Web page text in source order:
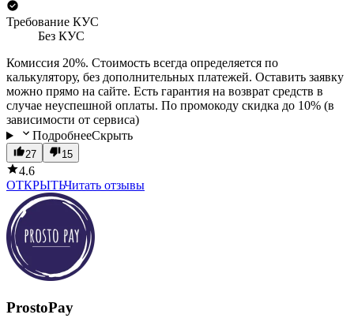
Требование КУС
Без КУС
Комиссия 20%. Стоимость всегда определяется по
калькулятору, без дополнительных платежей. Оставить заявку
можно прямо на сайте. Есть гарантия на возврат средств в
случае неуспешной оплаты. По промокоду скидка до 10% (в
зависимости от сервиса)
ПодробнееСкрыть
27 15
4.6
ОТКРЫТЬЧитать отзывы
ProstoPay